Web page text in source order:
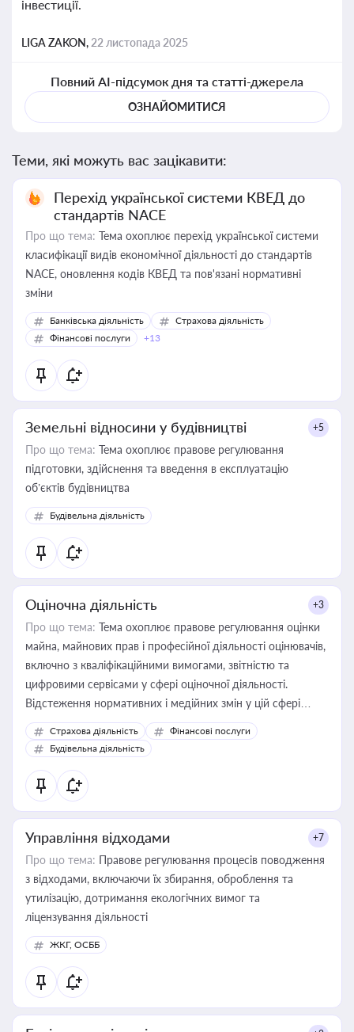
інвестиції.
LIGA ZAKON, 22 листопада 2025
Повний AI-підсумок дня та статті-джерела
ОЗНАЙОМИТИСЯ
Теми, які можуть вас зацікавити:
Перехід української системи КВЕД до
стандартів NACE
Про що тема: Тема охоплює перехід української системи
класифікації видів економічної діяльності до стандартів
NACE, оновлення кодів КВЕД та пов'язані нормативні
зміни
Банківська діяльність
Страхова діяльність
Фінансові послуги
+13
Земельні відносини у будівництві +5
Про що тема: Тема охоплює правове регулювання
підготовки, здійснення та введення в експлуатацію
об’єктів будівництва
Будівельна діяльність
Оціночна діяльність +3
Про що тема: Тема охоплює правове регулювання оцінки
майна, майнових прав і професійної діяльності оцінювачів,
включно з кваліфікаційними вимогами, звітністю та
цифровими сервісами у сфері оціночної діяльності.
Відстеження нормативних і медійних змін у цій сфері
корисне для власника бізнесу, керівника, юриста або
бухгалтера під час оподаткування, приватизації, оренди
державного майна, корпоративних угод і перевірки
статусу суб'єктів оціночної діяльності
Страхова діяльність
Фінансові послуги
Будівельна діяльність
Управління відходами +7
Про що тема: Правове регулювання процесів поводження
з відходами, включаючи їх збирання, оброблення та
утилізацію, дотримання екологічних вимог та
ліцензування діяльності
ЖКГ, ОСББ